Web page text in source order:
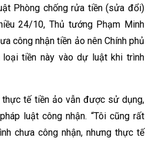
Phòng chống rửa tiền (sửa đổi)
24/10, Thủ tướng Phạm Minh
công nhận tiền ảo nên Chính phủ
tiền này vào dự luật khi trình
thực tế tiền ảo vẫn được sử dụng,
luật công nhận. “Tôi cũng rất
chưa công nhận, nhưng thực tế